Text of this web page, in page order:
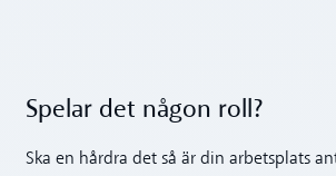
Spelar det någon roll?
Ska en hårdra det så är din arbetsplats